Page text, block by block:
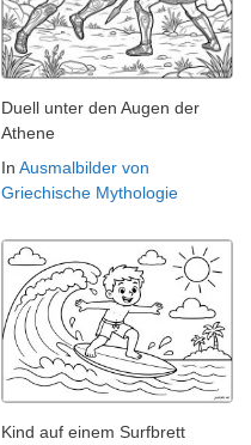
Duell unter den Augen der
Athene
In Ausmalbilder von
Griechische Mythologie
Kind auf einem Surfbrett